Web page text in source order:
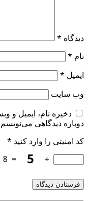
دیدگاه *
نام *
ایمیل *
وب‌ سایت
ذخیره نام، ایمیل و
دوباره دیدگاهی
کد امنیتی را وارد کنید *
+
=
8